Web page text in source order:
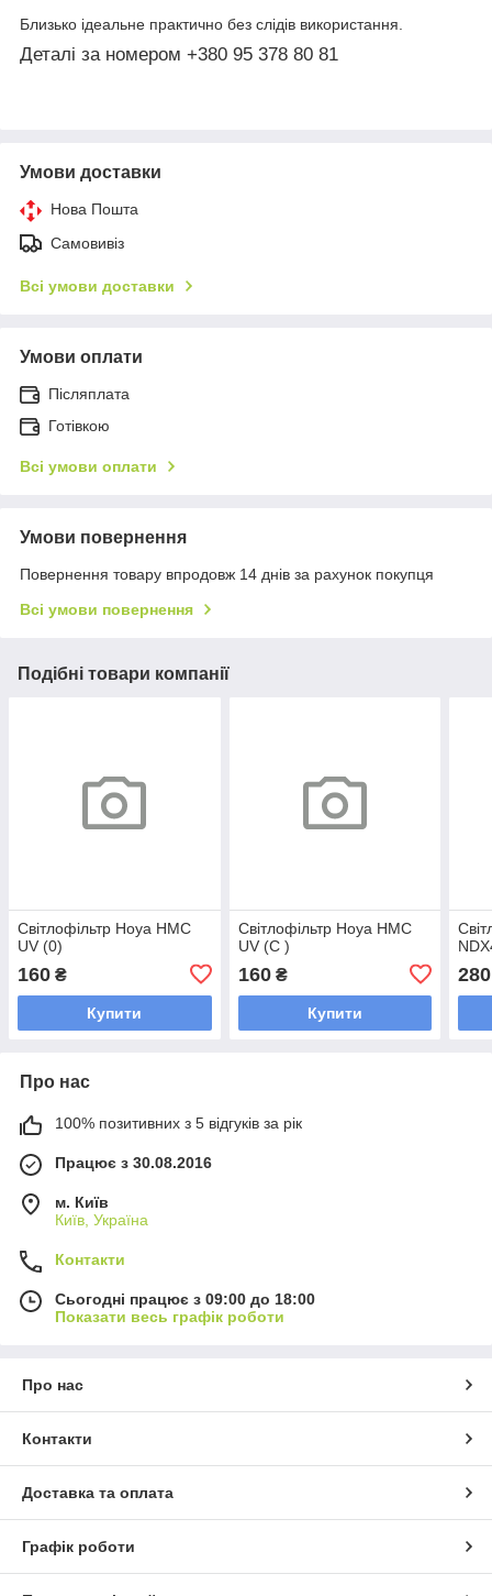
Близько ідеальне практично без слідів використання.
Деталі за номером +380 95 378 80 81
Умови доставки
Нова Пошта
Самовивіз
Всі умови доставки
Умови оплати
Післяплата
Готівкою
Всі умови оплати
Умови повернення
Повернення товару впродовж 14 днів за рахунок покупця
Всі умови повернення
Подібні товари компанії
Світлофільтр Hoya HMC
UV (0)
160 ₴
Купити
Світлофільтр Hoya HMC
UV (C )
160₴
Купити
280
Про нас
100% позитивних з 5 відгуків за рік
Працює з 30.08.2016
м. Київ
Київ, Україна
Контакти
Сьогодні працює з 09:00 до 18:00
Показати весь графік роботи
Про нас
Контакти
Доставка та оплата
Графік роботи